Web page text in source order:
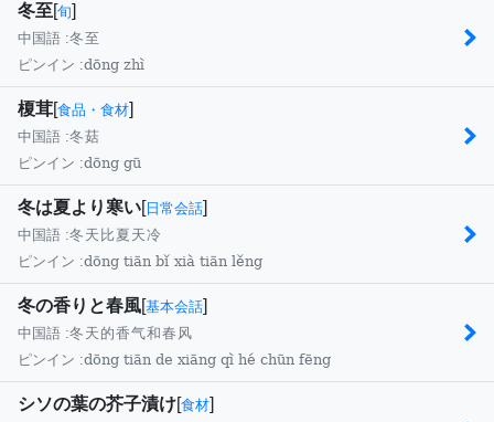
冬至[旬]
中国語 :冬至
ピンイン :dōng zhì
榎茸[食品・食材]
中国語 :冬菇
ピンイン :dōng gū
冬は夏より寒い[ 日常会話]
中国語 :冬天比夏天冷
ピンイン :dōng tiān bǐ xià tiān lěng
冬の香りと春風[基本会話]
中国語 :冬天的香气和春风
ピンイン :dōng tiān de xiāng qì hé chūn fēng
シソの葉の芥子漬け[食材]